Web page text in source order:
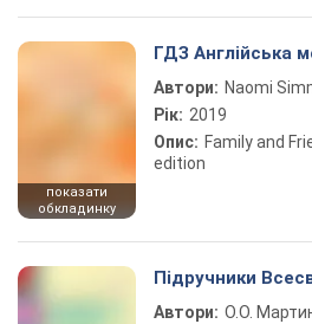
показати
обкладинку
ГДЗ Англійська
Автори: Naomi
Рік: 2019
Опис: Family and
edition
Підручники
Автори: О.О.